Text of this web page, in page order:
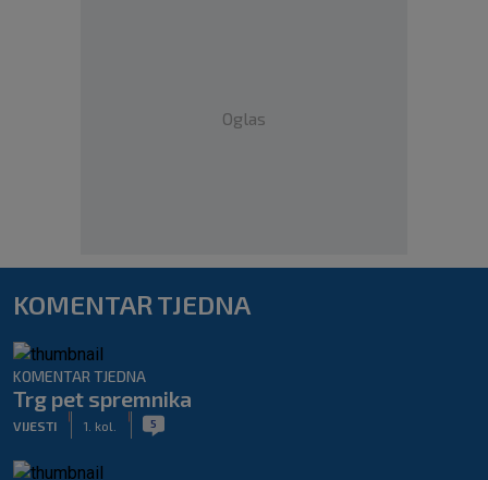
Oglas
KOMENTAR TJEDNA
KOMENTAR TJEDNA
Trg pet spremnika
VIJESTI 1. kol. 5